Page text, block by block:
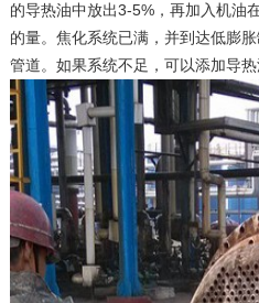
的导热油中放出3-5%，再加入机油
的量。焦化系统已满，并到达低膨
管道。如果系统不足，可以添加导热